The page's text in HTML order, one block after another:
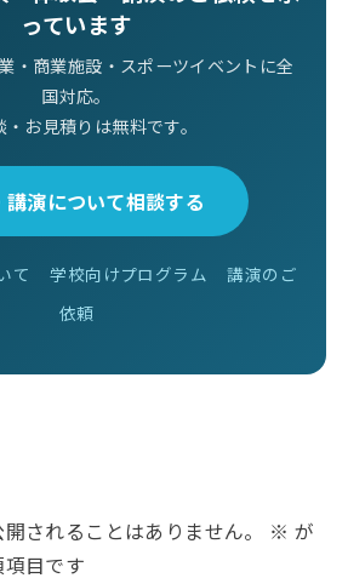
っています
・商業施設・スポーツイベントに全
国対応。
・お見積りは無料です。
講演について相談する
て 学校向けプログラム
講演のご
依頼
されることはありません。 ※ が
目です